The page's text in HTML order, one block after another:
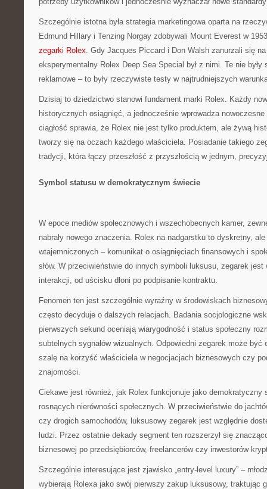
Szczególnie istotna była strategia marketingowa oparta na
Edmund Hillary i Tenzing Norgay zdobywali Mount Everest w
zegarki Rolex. Gdy Jacques Piccard i Don Walsh zanurzali się
eksperymentalny Rolex Deep Sea Special był z nimi. Te nie były
reklamowe – to były rzeczywiste testy w najtrudniejszych
Dzisiaj to dziedzictwo stanowi fundament marki Rolex. Każdy
historycznych osiągnięć, a jednocześnie wprowadza
ciągłość sprawia, że Rolex nie jest tylko produktem, ale żywą
tworzy się na oczach każdego właściciela. Posiadanie takiego
tradycji, która łączy przeszłość z przyszłością w jednym,
Symbol statusu w demokratycznym świecie
W epoce mediów społecznowych i wszechobecnych kamer,
nabrały nowego znaczenia. Rolex na nadgarstku to dyskretny,
wtajemniczonych – komunikat o osiągnięciach finansowych i
słów. W przeciwieństwie do innych symboli luksusu, zegarek
interakcji, od uścisku dłoni po podpisanie kontraktu.
Fenomen ten jest szczególnie wyraźny w środowiskach
często decyduje o dalszych relacjach. Badania socjologiczne
pierwszych sekund oceniają wiarygodność i status społeczny
subtelnych sygnałów wizualnych. Odpowiedni zegarek może
szalę na korzyść właściciela w negocjacjach biznesowych czy
znajomości.
Ciekawe jest również, jak Rolex funkcjonuje jako demokratyczny
rosnących nierówności społecznych. W przeciwieństwie do
czy drogich samochodów, luksusowy zegarek jest względnie
ludzi. Przez ostatnie dekady segment ten rozszerzył się
biznesowej po przedsiębiorców, freelancerów czy inwestorów
Szczególnie interesujące jest zjawisko „entry-level luxury” –
wybierają Rolexa jako swój pierwszy zakup luksusowy, traktując